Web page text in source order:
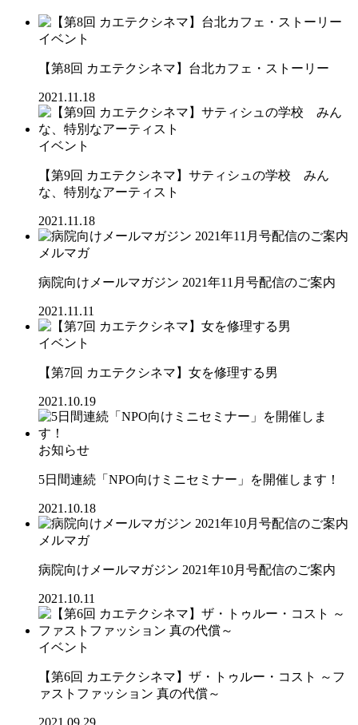
イベント
【第8回 カエテクシネマ】台北カフェ・ストーリー
2021.11.18
イベント
【第9回 カエテクシネマ】サティシュの学校 みん
な、特別なアーティスト
2021.11.18
メルマガ
病院向けメールマガジン 2021年11月号配信のご案内
2021.11.11
イベント
【第7回 カエテクシネマ】女を修理する男
2021.10.19
お知らせ
5日間連続「NPO向けミニセミナー」を開催します！
2021.10.18
メルマガ
病院向けメールマガジン 2021年10月号配信のご案内
2021.10.11
イベント
【第6回 カエテクシネマ】ザ・トゥルー・コスト ～フ
ァストファッション 真の代償～
2021.09.29